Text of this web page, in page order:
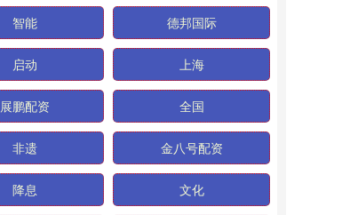
智能 德邦国际
启动 上海
展鹏配资 全国
非遗 金八号配资
降息 文化